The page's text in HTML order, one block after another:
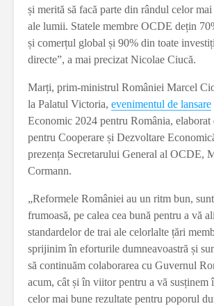
și merită să facă parte din rândul celor
ale lumii. Statele membre OCDE dețin
și comerțul global și 90% din toate
directe”, a mai precizat Nicolae Ciucă.
Marți, prim-ministrul României Marcel
la Palatul Victoria, evenimentul de lansare
Economic 2024 pentru România, elaborat
pentru Cooperare și Dezvoltare
prezența Secretarului General al OCDE,
Cormann.
„Reformele României au un ritm bun,
frumoasă, pe calea cea bună pentru a vă
standardelor de trai ale celorlalte țări
sprijinim în eforturile dumneavoastră și
să continuăm colaborarea cu Guvernul
acum, cât și în viitor pentru a vă susținem
celor mai bune rezultate pentru poporul